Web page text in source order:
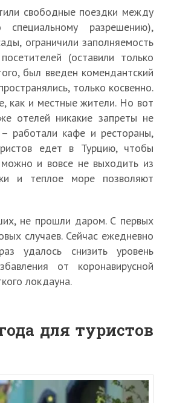
свободные поездки между
разрешению),
ограничили заполняемость
(оставили только
был введен комендантский
только косвенно.
как и местные жители. Но вот
отелей никакие запреты не
работали кафе и рестораны,
едет в Турцию, чтобы
и вовсе не выходить из
и теплое море позволяют
не прошли даром. С первых
случаев. Сейчас ежедневно
удалось снизить уровень
от коронавирусной
локдауна.
для туристов